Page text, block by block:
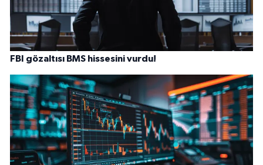
FBI gözaltısı BMS hissesini vurdu!